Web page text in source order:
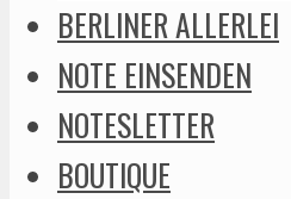
BERLINER ALLERLEI
NOTE EINSENDEN
NOTESLETTER
BOUTIQUE